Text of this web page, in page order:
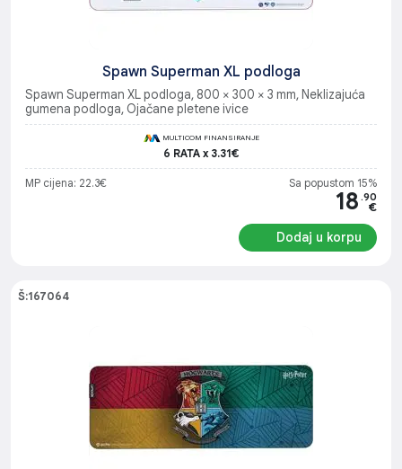
Spawn Superman XL podloga
Spawn Superman XL podloga, 800 × 300 × 3 mm, Neklizajuća
gumena podloga, Ojačane pletene ivice
MULTICOM FINANSIRANJE
6 RATA x 3.31€
MP cijena: 22.3€ Sa popustom 15%
18 .90
€
Dodaj u korpu
Š:167064